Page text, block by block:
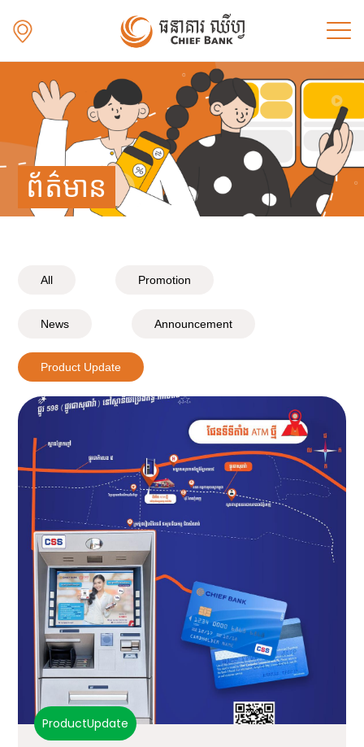
ព័ត៌មាន
All Promotion
News Announcement
Product Update
ProductUpdate